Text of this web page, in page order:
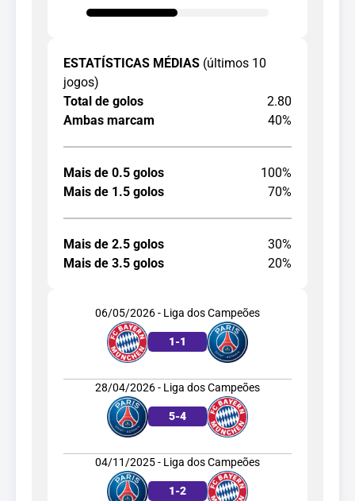
ESTATÍSTICAS MÉDIAS (últimos 10
jogos)
Total de golos
2.80
Ambas marcam
40%
Mais de 0.5 golos
100%
Mais de 1.5 golos
70%
Mais de 2.5 golos
30%
Mais de 3.5 golos
20%
06/05/2026 - Liga dos Campeões
1-1
28/04/2026 - Liga dos Campeões
5-4
04/11/2025 - Liga dos Campeões
1-2